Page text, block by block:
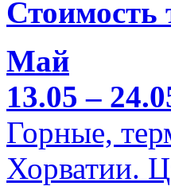
Стоимость
Май
13.05 –
Горные,
Хорватии.